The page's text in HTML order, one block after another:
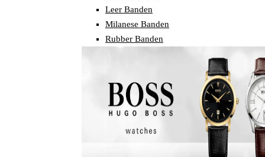
Leer Banden
Milanese Banden
Rubber Banden